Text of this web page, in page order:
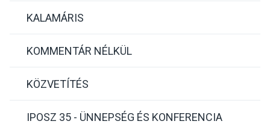
KALAMÁRIS
KOMMENTÁR NÉLKÜL
KÖZVETÍTÉS
IPOSZ 35 - ÜNNEPSÉG ÉS KONFERENCIA